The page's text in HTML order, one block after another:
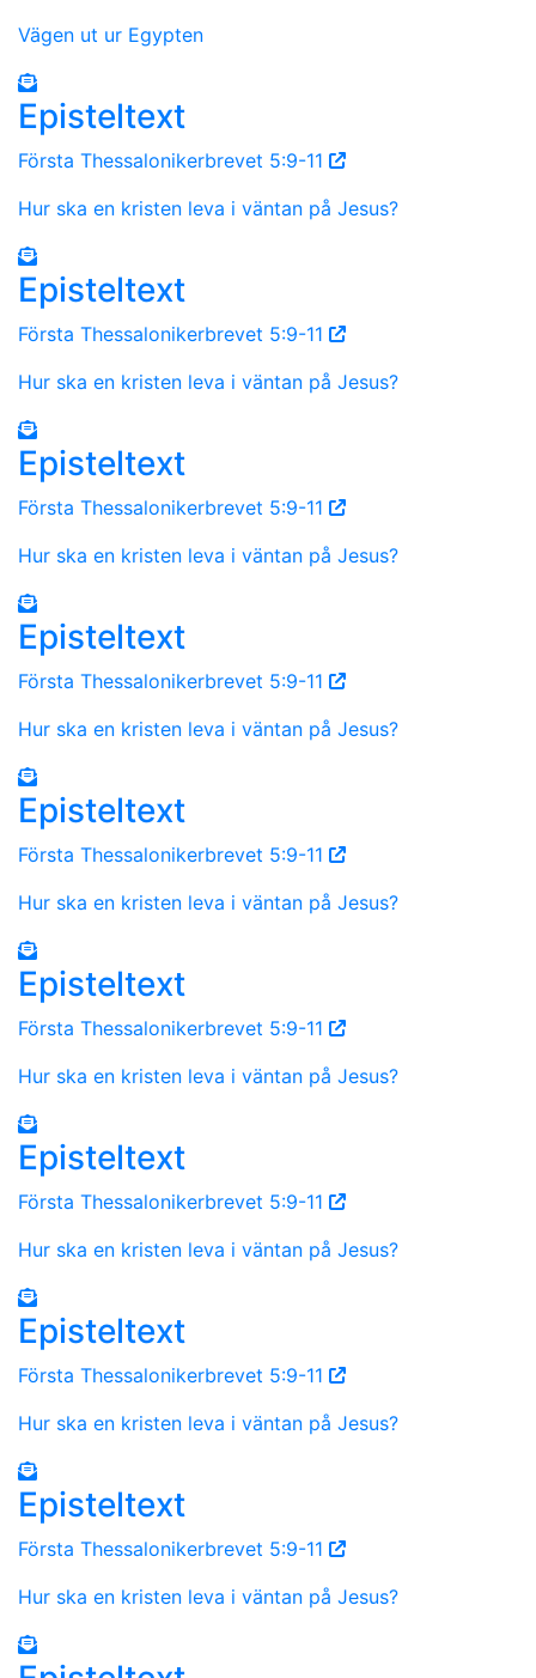
Vägen ut ur Egypten
Episteltext
Första Thessalonikerbrevet 5:9-11
Hur ska en kristen leva i väntan på Jesus?
Episteltext
Första Thessalonikerbrevet 5:9-11
Hur ska en kristen leva i väntan på Jesus?
Episteltext
Första Thessalonikerbrevet 5:9-11
Hur ska en kristen leva i väntan på Jesus?
Episteltext
Första Thessalonikerbrevet 5:9-11
Hur ska en kristen leva i väntan på Jesus?
Episteltext
Första Thessalonikerbrevet 5:9-11
Hur ska en kristen leva i väntan på Jesus?
Episteltext
Första Thessalonikerbrevet 5:9-11
Hur ska en kristen leva i väntan på Jesus?
Episteltext
Första Thessalonikerbrevet 5:9-11
Hur ska en kristen leva i väntan på Jesus?
Episteltext
Första Thessalonikerbrevet 5:9-11
Hur ska en kristen leva i väntan på Jesus?
Episteltext
Första Thessalonikerbrevet 5:9-11
Hur ska en kristen leva i väntan på Jesus?